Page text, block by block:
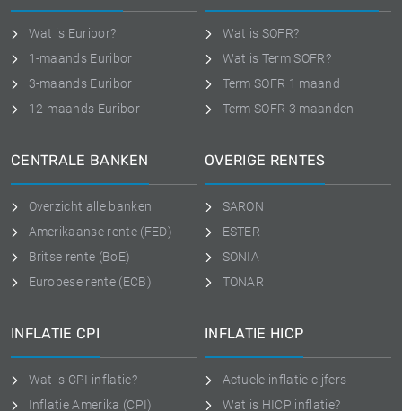
Wat is Euribor?
1-maands Euribor
3-maands Euribor
12-maands Euribor
Wat is SOFR?
Wat is Term SOFR?
Term SOFR 1 maand
Term SOFR 3 maanden
CENTRALE BANKEN
Overzicht alle banken
Amerikaanse rente (FED)
Britse rente (BoE)
Europese rente (ECB)
OVERIGE RENTES
SARON
ESTER
SONIA
TONAR
INFLATIE CPI
Wat is CPI inflatie?
Inflatie Amerika (CPI)
INFLATIE HICP
Actuele inflatie cijfers
Wat is HICP inflatie?